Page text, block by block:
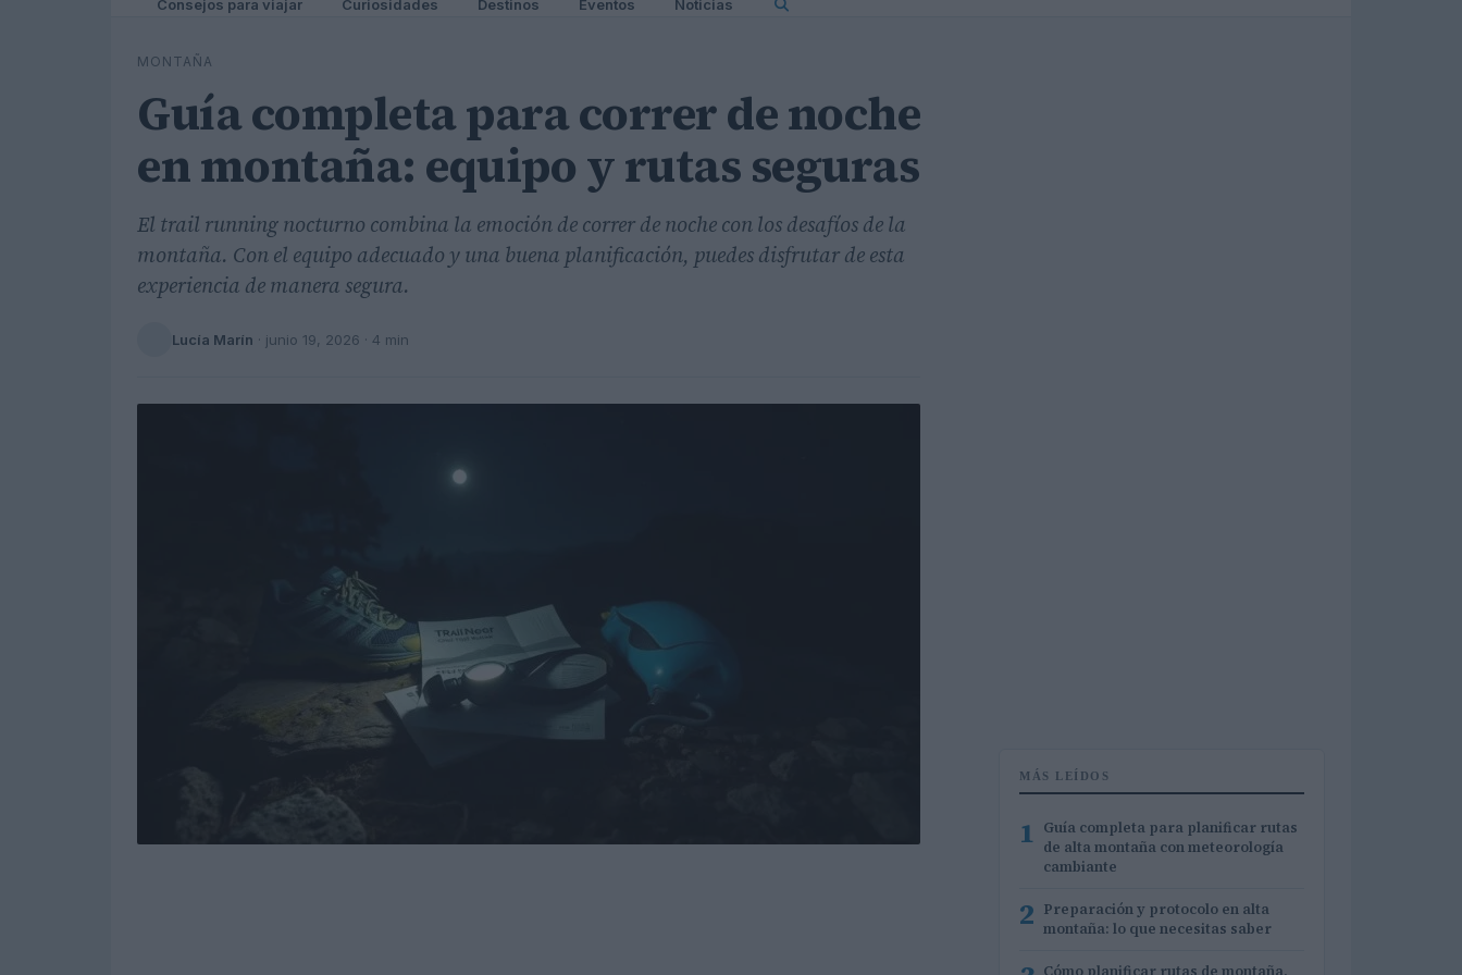
Consejos para viajar Curiosidades Destinos Eventos Noticias
MONTAÑA
Guía completa para correr de noche
en montaña: equipo y rutas seguras
El trail running nocturno combina la emoción de correr de noche con los desafíos de la
montaña. Con el equipo adecuado y una buena planificación, puedes disfrutar de esta
experiencia de manera segura.
Lucía Marín · junio 19, 2026 · 4 min
MÁS LEÍDOS
1 Guía completa para planificar rutas
de alta montaña con meteorología
cambiante
2 Preparación y protocolo en alta
montaña: lo que necesitas saber
Cómo planificar rutas de montaña,